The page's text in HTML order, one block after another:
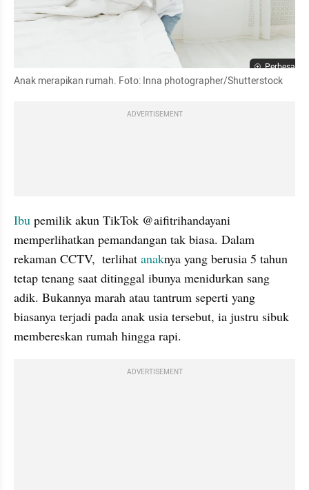
Perbesar
Anak merapikan rumah. Foto: Inna photographer/Shutterstock
ADVERTISEMENT
Ibu pemilik akun TikTok @aifitrihandayani
memperlihatkan pemandangan tak biasa. Dalam
rekaman CCTV,  terlihat anaknya yang berusia 5 tahun
tetap tenang saat ditinggal ibunya menidurkan sang
adik. Bukannya marah atau tantrum seperti yang
biasanya terjadi pada anak usia tersebut, ia justru sibuk
membereskan rumah hingga rapi.
ADVERTISEMENT